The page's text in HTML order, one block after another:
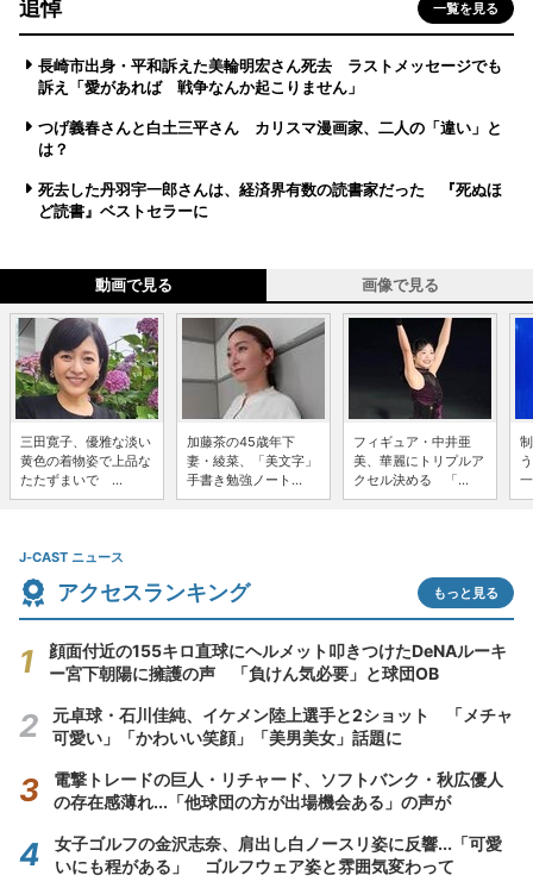
追悼 一覧を見る
長崎市出身・平和訴えた美輪明宏さん死去 ラストメッセージでも
訴え「愛があれば 戦争なんか起こりません」
つげ義春さんと白土三平さん カリスマ漫画家、二人の「違い」と
は？
死去した丹羽宇一郎さんは、経済界有数の読書家だった 『死ぬほ
ど読書』ベストセラーに
動画で見る 画像で見る
三田寛子、優雅な淡い
黄色の着物姿で上品な
たたずまいで ...
加藤茶の45歳年下
妻・綾菜、「美文字」
手書き勉強ノート...
フィギュア・中井亜
美、華麗にトリプルア
クセル決める 「...
J-CAST ニュース
アクセスランキング もっと見る
顔面付近の155キロ直球にヘルメット叩きつけたDeNAルーキ
ー宮下朝陽に擁護の声 「負けん気必要」と球団OB
元卓球・石川佳純、イケメン陸上選手と2ショット 「メチャ
可愛い」「かわいい笑顔」「美男美女」話題に
電撃トレードの巨人・リチャード、ソフトバンク・秋広優人
の存在感薄れ...「他球団の方が出場機会ある」の声が
女子ゴルフの金沢志奈、肩出し白ノースリ姿に反響...「可愛
いにも程がある」 ゴルフウェア姿と雰囲気変わって